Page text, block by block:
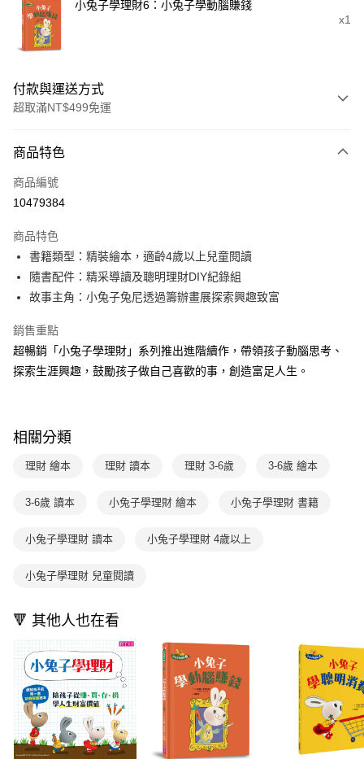
小兔子學理財6：小兔子學動腦賺錢
x1
付款與運送方式
超取滿NT$499免運
信用卡一次付款
LINE Pay
大哥付你分期
相關說明
【大哥付你分期使用說明】
1.本服務由台灣大哥大提供，台灣大哥大用戶可立即使用無須另外申請。
流程，驗證手機門號後，選擇欲分期的期數、繳款截止日，確認付款後即完
成交易。
3.實際核准額度、可分期數及費用金額請依後續交易確認頁面所載為準。
4.訂單成立30分鐘內，如未前往確認交易或遇審核未通過，訂單將自動取
1.分期款項不併入電信帳單，「大哥付你分期」於每月結算日後寄送繳費提
2.透過簡訊連結打開帳單後，可選擇「超商條碼／台灣大直營門市／銀行轉
【注意事項】
用戶於交易時，得透過本服務購買商品或服務，並由商店將買賣／分期付款
2.基於同意付款使用「大哥付你分期」之契約關係目的，商店將以您的個人
資料（包含姓名、電話或地址）提供予台灣大哥大進項蒐集、處理及利用，
3.完整用戶服務條款，請詳閱以下連結：
AFTEE先享後付
相關說明
AFTEE先享後付是「在收到商品之後才付款」的支付方式。 讓您購物簡單
便利好安心！
【「AFTEE先享後付」結帳流程】
１．於結帳方式選擇「AFTEE先享後付」後，將跳轉至「AFTEE先享後付」
結帳頁面，進行簡訊認證並確認金額後，即可完成結帳。
３．收到繳費通知簡訊後14天內，點擊此簡訊中的連結，可透過四大超商／
※ 請注意：結帳手續完成當下不需立刻繳費，但若您需要取消訂單，請聯絡
購買商品的店家。未經商家同意取消之訂單仍視為有效，需透過AFTEE先享
※ 交易是否成功請以「AFTEE先享後付 」之結帳頁面顯示為準，若有關於
１．透過由恩沛科技股份有限公司提供之「AFTEE先享後付」服務完成之交
易，需依本服務之必要範圍內提供個人資料，並將交易相關給付款項請求債
權轉讓予恩沛科技股份有限公司。
２．關於個人資料處理事宜，請瀏覽以下網址：
https://aftee.tw/terms/#terms3
３．未成年的使用者請事先徵得法定代理人或監護人之同意方可使用
「AFTEE先享後付」，若未經同意申辦者引起之損失，本公司不負相關責
任。
ATM付款
每筆NT$70，滿NT$499(含以上)免運費
付款後7-11取貨
每筆NT$70，滿NT$800(含以上)免運費
離島宅配（澎湖、金門、馬祖、小琉球；不適用於郵局i郵箱）
商品特色
商品編號
10479384
商品特色
書籍類型：精裝繪本，適齡4歲以上兒童閱讀
隨書配件：精采導讀及聰明理財DIY紀錄組
故事主角：小兔子兔尼透過籌辦畫展探索興趣致富
銷售重點
超暢銷「小兔子學理財」系列推出進階續作，帶領孩子動腦思考、
探索生涯興趣，鼓勵孩子做自己喜歡的事，創造富足人生。
相關分類
理財 繪本 理財 讀本 理財 3-6歲 3-6歲 繪本
3-6歲 讀本 小兔子學理財 繪本 小兔子學理財 書籍
小兔子學理財 讀本 小兔子學理財 4歲以上
小兔子學理財 兒童閱讀
🔻 其他人也在看